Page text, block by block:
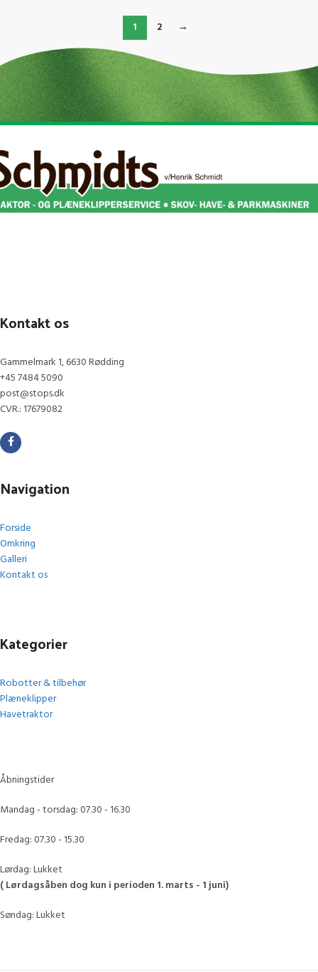
1 2 →
Kontakt os
Gammelmark 1, 6630 Rødding
+45 7484 5090
post@stops.dk
CVR.: 17679082
Navigation
Forside
Omkring
Galleri
Kontakt os
Kategorier
Robotter & tilbehør
Plæneklipper
Havetraktor
Åbningstider
Mandag - torsdag: 07.30 - 16.30
Fredag: 07.30 - 15.30
Lørdag: Lukket
( Lørdagsåben dog kun i perioden 1. marts - 1 juni)
Søndag: Lukket